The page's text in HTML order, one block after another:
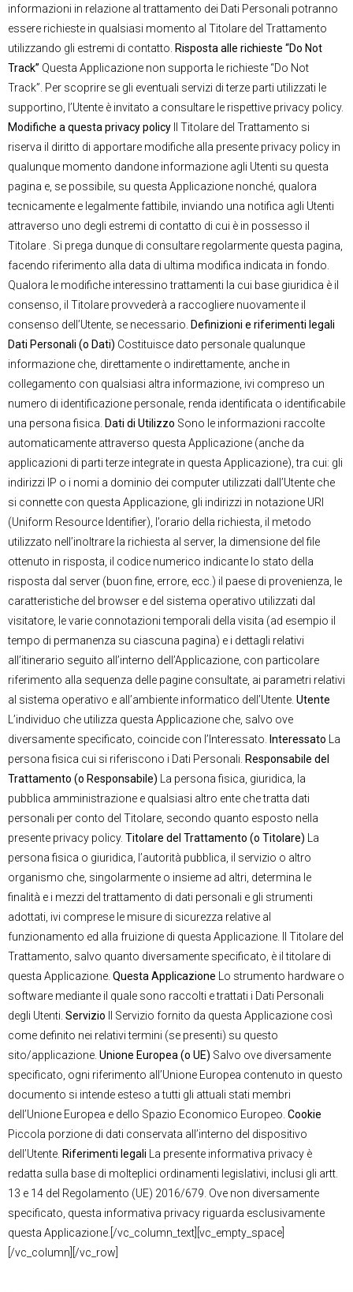
informazioni in relazione al trattamento dei Dati Personali potranno
essere richieste in qualsiasi momento al Titolare del Trattamento
utilizzando gli estremi di contatto. Risposta alle richieste “Do Not
Track” Questa Applicazione non supporta le richieste “Do Not
Track”. Per scoprire se gli eventuali servizi di terze parti utilizzati le
supportino, l’Utente è invitato a consultare le rispettive privacy policy.
Modifiche a questa privacy policy Il Titolare del Trattamento si
riserva il diritto di apportare modifiche alla presente privacy policy in
qualunque momento dandone informazione agli Utenti su questa
pagina e, se possibile, su questa Applicazione nonché, qualora
tecnicamente e legalmente fattibile, inviando una notifica agli Utenti
attraverso uno degli estremi di contatto di cui è in possesso il
Titolare . Si prega dunque di consultare regolarmente questa pagina,
facendo riferimento alla data di ultima modifica indicata in fondo.
Qualora le modifiche interessino trattamenti la cui base giuridica è il
consenso, il Titolare provvederà a raccogliere nuovamente il
consenso dell’Utente, se necessario. Definizioni e riferimenti legali
Dati Personali (o Dati) Costituisce dato personale qualunque
informazione che, direttamente o indirettamente, anche in
collegamento con qualsiasi altra informazione, ivi compreso un
numero di identificazione personale, renda identificata o identificabile
una persona fisica. Dati di Utilizzo Sono le informazioni raccolte
automaticamente attraverso questa Applicazione (anche da
applicazioni di parti terze integrate in questa Applicazione), tra cui: gli
indirizzi IP o i nomi a dominio dei computer utilizzati dall’Utente che
si connette con questa Applicazione, gli indirizzi in notazione URI
(Uniform Resource Identifier), l’orario della richiesta, il metodo
utilizzato nell’inoltrare la richiesta al server, la dimensione del file
ottenuto in risposta, il codice numerico indicante lo stato della
risposta dal server (buon fine, errore, ecc.) il paese di provenienza, le
caratteristiche del browser e del sistema operativo utilizzati dal
visitatore, le varie connotazioni temporali della visita (ad esempio il
tempo di permanenza su ciascuna pagina) e i dettagli relativi
all’itinerario seguito all’interno dell’Applicazione, con particolare
riferimento alla sequenza delle pagine consultate, ai parametri relativi
al sistema operativo e all’ambiente informatico dell’Utente. Utente
L’individuo che utilizza questa Applicazione che, salvo ove
diversamente specificato, coincide con l’Interessato.
Interessato La
persona fisica cui si riferiscono i Dati Personali. Responsabile del
Trattamento (o Responsabile) La persona fisica, giuridica, la
pubblica amministrazione e qualsiasi altro ente che tratta dati
personali per conto del Titolare, secondo quanto esposto nella
presente privacy policy. Titolare del Trattamento (o Titolare) La
persona fisica o giuridica, l’autorità pubblica, il servizio o altro
organismo che, singolarmente o insieme ad altri, determina le
finalità e i mezzi del trattamento di dati personali e gli strumenti
adottati, ivi comprese le misure di sicurezza relative al
funzionamento ed alla fruizione di questa Applicazione. Il Titolare del
Trattamento, salvo quanto diversamente specificato, è il titolare di
questa Applicazione. Questa Applicazione Lo strumento hardware o
software mediante il quale sono raccolti e trattati i Dati Personali
degli Utenti. Servizio Il Servizio fornito da questa Applicazione così
come definito nei relativi termini (se presenti) su questo
sito/applicazione. Unione Europea (o UE) Salvo ove diversamente
specificato, ogni riferimento all’Unione Europea contenuto in questo
documento si intende esteso a tutti gli attuali stati membri
dell’Unione Europea e dello Spazio Economico Europeo. Cookie
Piccola porzione di dati conservata all’interno del dispositivo
dell’Utente. Riferimenti legali La presente informativa privacy è
redatta sulla base di molteplici ordinamenti legislativi, inclusi gli artt.
13 e 14 del Regolamento (UE) 2016/679. Ove non diversamente
specificato, questa informativa privacy riguarda esclusivamente
questa Applicazione.[/vc_column_text][vc_empty_space]
[/vc_column][/vc_row]